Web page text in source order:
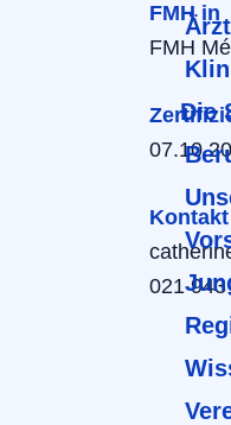
Die
FMH in
FMH
Kontakt
021